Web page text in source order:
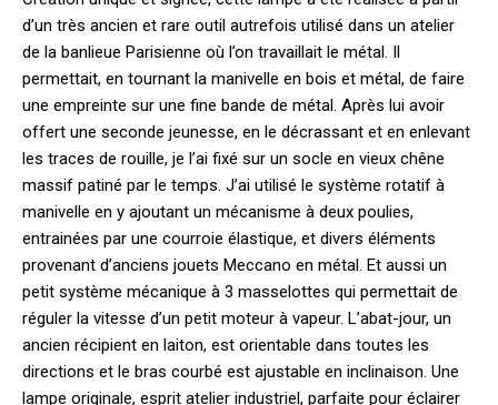
d’un très ancien et rare outil autrefois utilisé dans un atelier
de la banlieue Parisienne où l’on travaillait le métal. Il
permettait, en tournant la manivelle en bois et métal, de faire
une empreinte sur une fine bande de métal. Après lui avoir
offert une seconde jeunesse, en le décrassant et en enlevant
les traces de rouille, je l’ai fixé sur un socle en vieux chêne
massif patiné par le temps. J’ai utilisé le système rotatif à
manivelle en y ajoutant un mécanisme à deux poulies,
entrainées par une courroie élastique, et divers éléments
provenant d’anciens jouets Meccano en métal. Et aussi un
petit système mécanique à 3 masselottes qui permettait de
réguler la vitesse d’un petit moteur à vapeur. L’abat-jour, un
ancien récipient en laiton, est orientable dans toutes les
directions et le bras courbé est ajustable en inclinaison. Une
lampe originale, esprit atelier industriel, parfaite pour éclairer